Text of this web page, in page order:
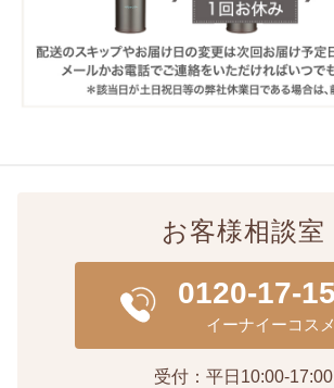
お客様相談室
受付：平日10:00-17:00